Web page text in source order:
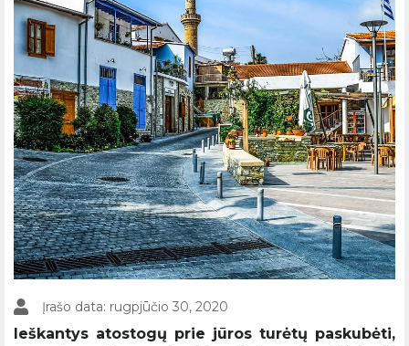
Įrašo data: rugpjūčio 30, 2020
Ieškantys atostogų prie jūros turėtų paskubėti,